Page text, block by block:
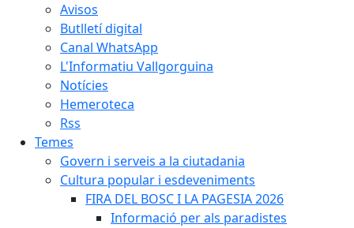
Avisos
Butlletí digital
Canal WhatsApp
L'Informatiu Vallgorguina
Notícies
Hemeroteca
Rss
Temes
Govern i serveis a la ciutadania
Cultura popular i esdeveniments
FIRA DEL BOSC I LA PAGESIA 2026
Informació per als paradistes